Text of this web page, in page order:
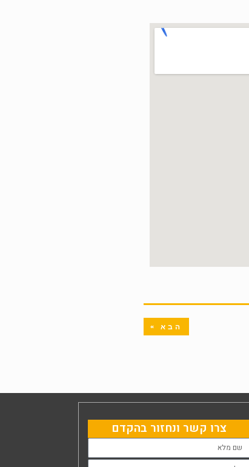
הבא »
צרו קשר ונחזור בהקדם